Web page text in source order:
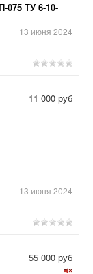
075 ТУ 6-10-
13 июня 2024
13 июня 2024
11 000 руб
55 000 руб